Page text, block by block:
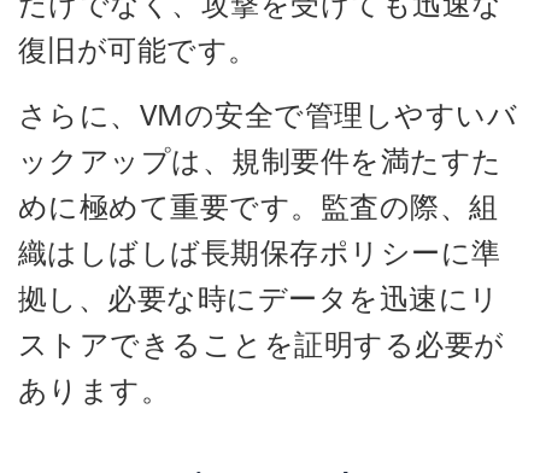
復旧が可能です。
さらに、VMの安全で管理しやすいバ
ックアップは、規制要件を満たすた
めに極めて重要です。監査の際、組
織はしばしば長期保存ポリシーに準
拠し、必要な時にデータを迅速にリ
ストアできることを証明する必要が
あります。